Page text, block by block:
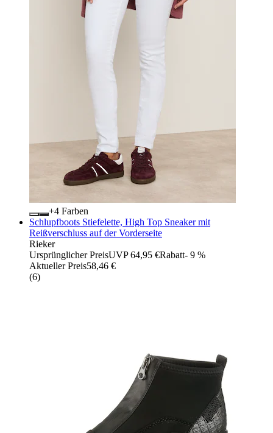
+
Farben
Schlupfboots Stiefelette, High Top Sneaker mit
Reißverschluss auf der Vorderseite
Rieker
Ursprünglicher PreisUVP 64,95 €Rabatt- 9 %
Aktueller Preis58,46 €
(6)